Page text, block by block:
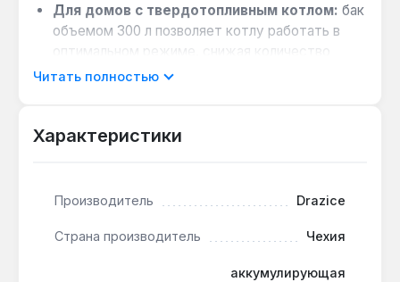
Для домов с твердотопливным котлом: бак
объемом 300 л позволяет котлу работать в
оптимальном режиме, снижая количество
загрузок топлива и уменьшая образование
6/4", один 1" и четыре 1/2" дают возможность
Возможность резервного нагрева:патрубки
ТЭНов серии TJ (приобретаются отдельно),
Читать полностью
Характеристики
Производитель Drazice
Страна производитель Чехия
аккумулирующая